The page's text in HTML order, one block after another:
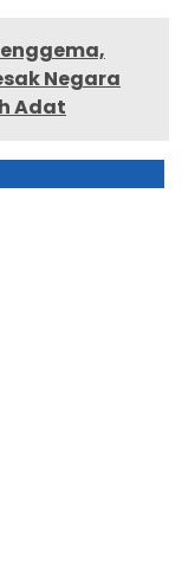
Negara
Adat